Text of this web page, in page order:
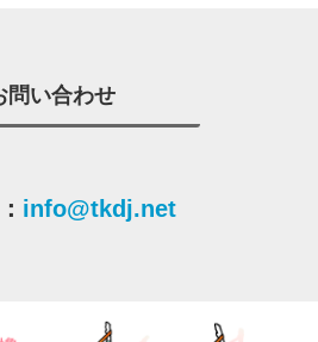
問い合わせ
info@tkdj.net